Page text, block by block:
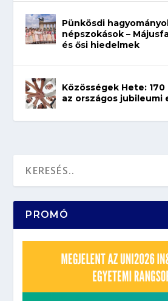
Pünkösdi
népszokások –
és ősi hiedelmek
Közösségek Hete:
az országos jubileumi
PROMÓ